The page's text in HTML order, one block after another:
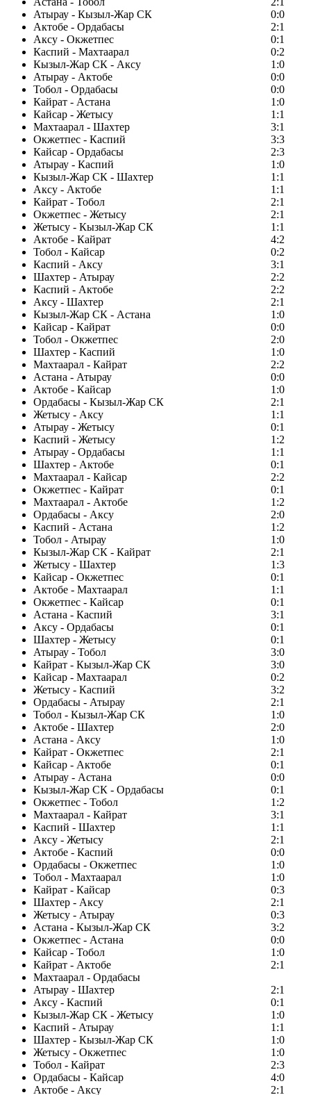
Атырау - Кызыл-Жар СК
0:0
Актобе - Ордабасы
2:1
Аксу - Окжетпес
0:1
Каспий - Махтаарал
0:2
Кызыл-Жар СК - Аксу
1:0
Атырау - Актобе
0:0
Тобол - Ордабасы
0:0
Кайрат - Астана
1:0
Кайсар - Жетысу
1:1
Махтаарал - Шахтер
3:1
Окжетпес - Каспий
3:3
Кайсар - Ордабасы
2:3
Атырау - Каспий
1:0
Кызыл-Жар СК - Шахтер
1:1
Аксу - Актобе
1:1
Кайрат - Тобол
2:1
Окжетпес - Жетысу
2:1
Жетысу - Кызыл-Жар СК
1:1
Актобе - Кайрат
4:2
Тобол - Кайсар
0:2
Каспий - Аксу
3:1
Шахтер - Атырау
2:2
Каспий - Актобе
2:2
Аксу - Шахтер
2:1
Кызыл-Жар СК - Астана
1:0
Кайсар - Кайрат
0:0
Тобол - Окжетпес
2:0
Шахтер - Каспий
1:0
Махтаарал - Кайрат
2:2
Астана - Атырау
0:0
Актобе - Кайсар
1:0
Ордабасы - Кызыл-Жар СК
2:1
Жетысу - Аксу
1:1
Атырау - Жетысу
0:1
Каспий - Жетысу
1:2
Атырау - Ордабасы
1:1
Шахтер - Актобе
0:1
Махтаарал - Кайсар
2:2
Окжетпес - Кайрат
0:1
Махтаарал - Актобе
1:2
Ордабасы - Аксу
2:0
Каспий - Астана
1:2
Тобол - Атырау
1:0
Кызыл-Жар СК - Кайрат
2:1
Жетысу - Шахтер
1:3
Кайсар - Окжетпес
0:1
Актобе - Махтаарал
1:1
Окжетпес - Кайсар
0:1
Астана - Каспий
3:1
Аксу - Ордабасы
0:1
Шахтер - Жетысу
0:1
Атырау - Тобол
3:0
Кайрат - Кызыл-Жар СК
3:0
Кайсар - Махтаарал
0:2
Жетысу - Каспий
3:2
Ордабасы - Атырау
2:1
Тобол - Кызыл-Жар СК
1:0
Актобе - Шахтер
2:0
Астана - Аксу
1:0
Кайрат - Окжетпес
2:1
Кайсар - Актобе
0:1
Атырау - Астана
0:0
Кызыл-Жар СК - Ордабасы
0:1
Окжетпес - Тобол
1:2
Махтаарал - Кайрат
3:1
Каспий - Шахтер
1:1
Аксу - Жетысу
2:1
Актобе - Каспий
0:0
Ордабасы - Окжетпес
1:0
Тобол - Махтаарал
1:0
Кайрат - Кайсар
0:3
Шахтер - Аксу
2:1
Жетысу - Атырау
0:3
Астана - Кызыл-Жар СК
3:2
Окжетпес - Астана
0:0
Кайсар - Тобол
1:0
Кайрат - Актобе
2:1
Махтаарал - Ордабасы
Атырау - Шахтер
2:1
Аксу - Каспий
0:1
Кызыл-Жар СК - Жетысу
1:0
Каспий - Атырау
1:1
Шахтер - Кызыл-Жар СК
1:0
Жетысу - Окжетпес
1:0
Тобол - Кайрат
2:3
Ордабасы - Кайсар
4:0
Актобе - Аксу
2:1